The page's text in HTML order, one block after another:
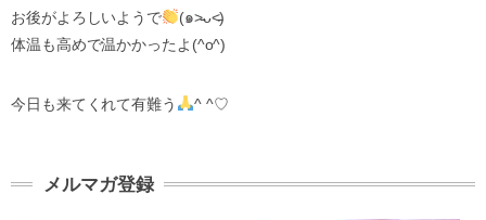
お後がよろしいようで
(๑˃̵ᴗ˂̵)
体温も高めで温かかったよ(^o^)
今日も来てくれて有難う ^ ^♡
メルマガ登録